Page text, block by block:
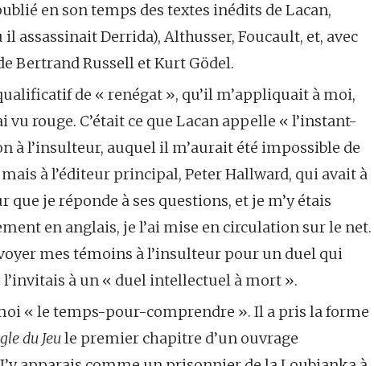
en son temps des textes inédits de Lacan,
assassinait Derrida), Althusser, Foucault, et, avec
Bertrand Russell et Kurt Gödel.
de « renégat », qu’il m’appliquait à moi,
rouge. C’était ce que Lacan appelle « l’instant-
à l’insulteur, auquel il m’aurait été impossible de
mais à l’éditeur principal, Peter Hallward, qui avait à
je réponde à ses questions, et je m’y étais
en anglais, je l’ai mise en circulation sur le net.
mes témoins à l’insulteur pour un duel qui
l’invitais à un « duel intellectuel à mort ».
« le temps-pour-comprendre ». Il a pris la forme
du Jeule premier chapitre d’un ouvrage